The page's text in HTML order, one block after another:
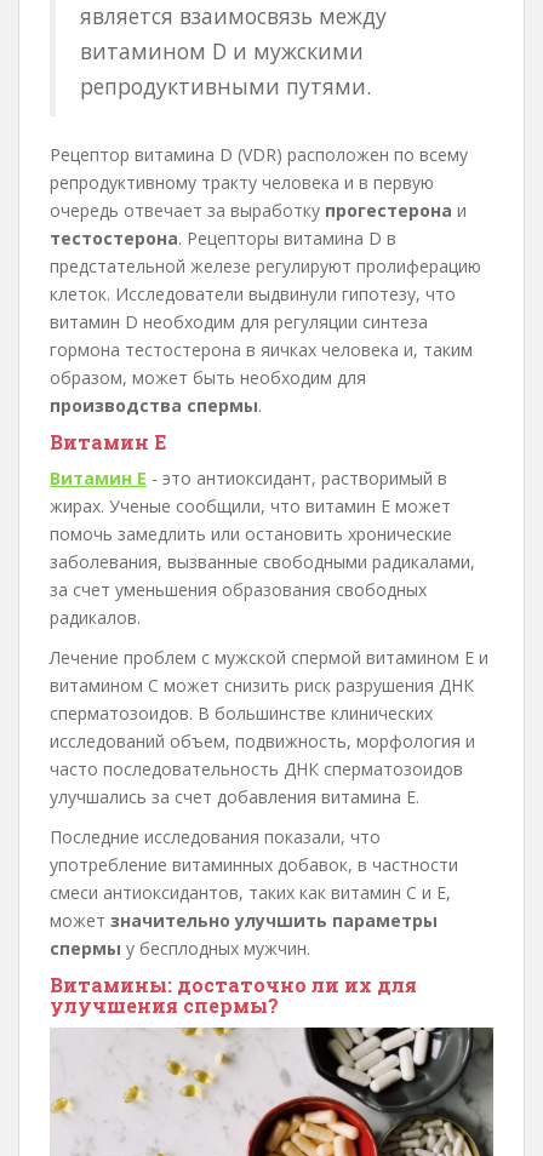
является взаимосвязь между
витамином D и мужскими
репродуктивными путями.
Рецептор витамина D (VDR) расположен по всему
репродуктивному тракту человека и в первую
очередь отвечает за выработку прогестерона и
тестостерона. Рецепторы витамина D в
предстательной железе регулируют пролиферацию
клеток. Исследователи выдвинули гипотезу, что
витамин D необходим для регуляции синтеза
гормона тестостерона в яичках человека и, таким
образом, может быть необходим для
производства спермы.
Витамин Е
Витамин Е - это антиоксидант, растворимый в
жирах. Ученые сообщили, что витамин Е может
помочь замедлить или остановить хронические
заболевания, вызванные свободными радикалами,
за счет уменьшения образования свободных
радикалов.
Лечение проблем с мужской спермой витамином Е и
витамином С может снизить риск разрушения ДНК
сперматозоидов. В большинстве клинических
исследований объем, подвижность, морфология и
часто последовательность ДНК сперматозоидов
улучшались за счет добавления витамина Е.
Последние исследования показали, что
употребление витаминных добавок, в частности
смеси антиоксидантов, таких как витамин С и Е,
может значительно улучшить параметры
спермы у бесплодных мужчин.
Витамины: достаточно ли их для
улучшения спермы?